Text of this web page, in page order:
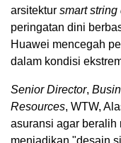
arsitektur smart
peringatan dini
Huawei mencegah
dalam kondisi
Senior Director,
Resources, WTW,
asuransi agar beralih
menjadikan "desain